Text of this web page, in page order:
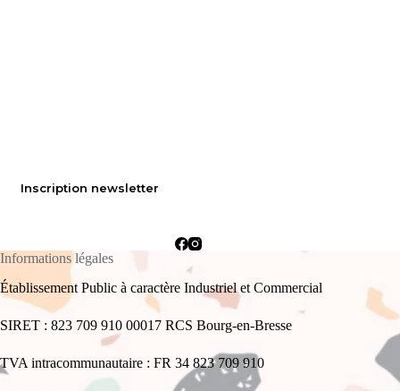
Inscription newsletter
Informations légales
Établissement Public à caractère Industriel et Commercial
SIRET : 823 709 910 00017 RCS Bourg-en-Bresse
TVA intracommunautaire : FR 34 823 709 910